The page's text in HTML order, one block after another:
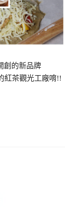
創的新品牌
紅茶觀光工廠唷!!